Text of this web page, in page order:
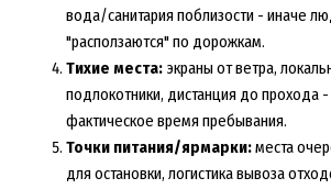
вода/санитария поблизости - иначе
"расползаются" по дорожкам.
Тихие места:экраны от ветра,
подлокотники, дистанция до прохода
фактическое время пребывания.
Точки питания/ярмарки:места
для остановки, логистика вывоза